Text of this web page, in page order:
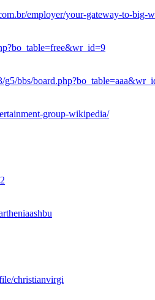
employer/your-gateway-to-big-
g5/bbs/
group-wikipedia/
christianvirgi